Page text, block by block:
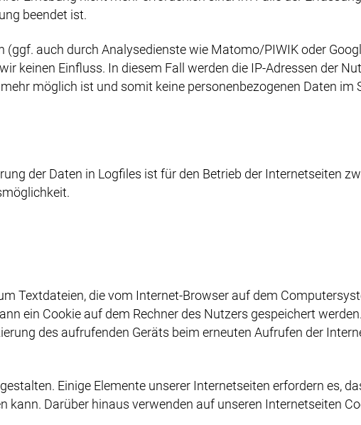
beendet ist.
auch durch Analysedienste wie Matomo/PIWIK oder
keinen Einfluss. In diesem Fall werden die IP-Adressen der
möglich ist und somit keine personenbezogenen Daten im
der Daten in Logfiles ist für den Betrieb der Internetseiten
Textdateien, die vom Internet-Browser auf dem
ein Cookie auf dem Rechner des Nutzers gespeichert
des aufrufenden Geräts beim erneuten Aufrufen der
Einige Elemente unserer Internetseiten erfordern es,
Darüber hinaus verwenden auf unseren Internetseiten